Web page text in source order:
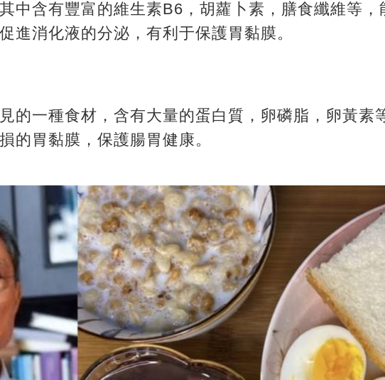
中含有豐富的維生素B6， 胡蘿卜素，膳食纖維等，
進消化液的分泌，有利于保護胃黏膜。
的一種食材，含有大量的蛋白質，卵磷脂，卵黃素
的胃黏膜，保護腸胃健康。